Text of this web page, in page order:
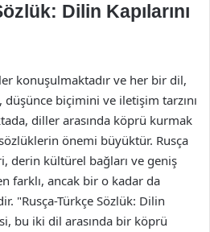
Dilin Kapılarını
konuşulmaktadır ve her bir dil,
biçimini ve iletişim tarzını
diller arasında köprü kurmak
önemi büyüktür. Rusça
derin kültürel bağları ve geniş
farklı, ancak bir o kadar da
"Rusça-Türkçe Sözlük: Dilin
bu iki dil arasında bir köprü